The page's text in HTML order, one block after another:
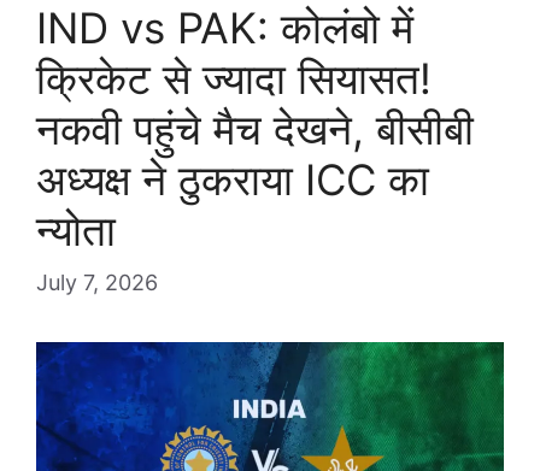
IND vs PAK: कोलंबो में
क्रिकेट से ज्यादा सियासत!
नकवी पहुंचे मैच देखने, बीसीबी
अध्यक्ष ने ठुकराया ICC का
न्योता
July 7, 2026